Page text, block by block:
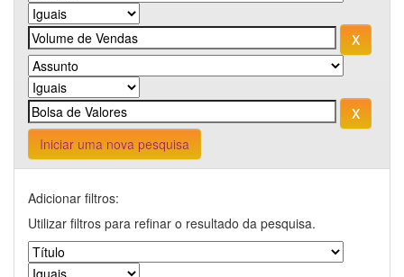
Iniciar uma nova pesquisa
Adicionar filtros:
Utilizar filtros para refinar o resultado da pesquisa.